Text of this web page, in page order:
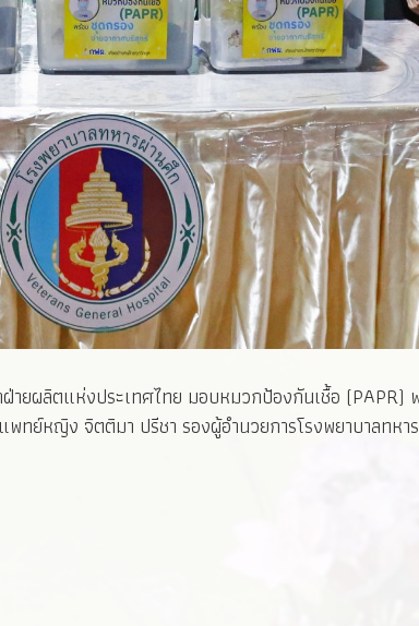
ยผลิตแห่งประเทศไทย มอบหมวกป้องกันเชื้อ (PAPR)
ทย์หญิง จิตติมา ปรีชา รองผู้อำนวยการโรงพยาบาลทห